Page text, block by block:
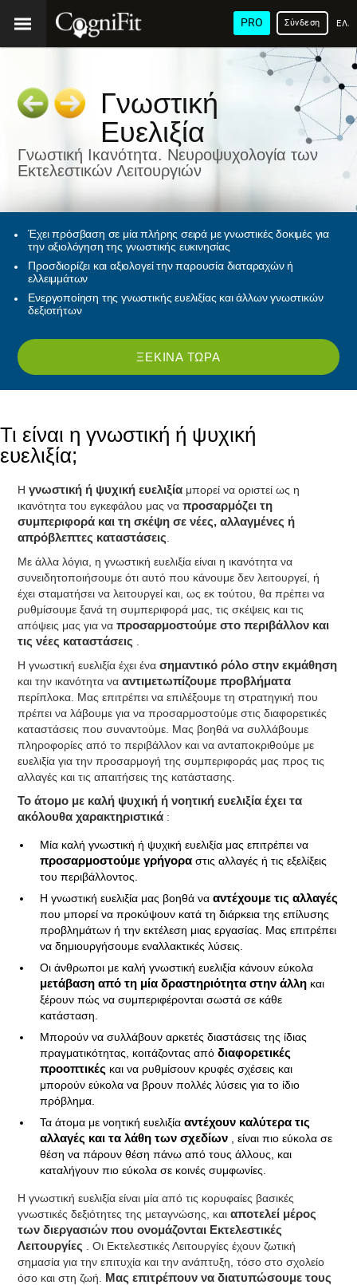
PRO Σύνδεση
Γνωστική
Ευελιξία
Γνωστική Ικανότητα. Νευροψυχολογία των
Εκτελεστικών Λειτουργιών
Έχει πρόσβαση σε μία πλήρης σειρά με γνωστικές δοκιμές για
την αξιολόγηση της γνωστικής ευκινησίας
Προσδιορίζει και αξιολογεί την παρουσία διαταραχών ή
ελλειμμάτων
Ενεργοποίηση της γνωστικής ευελιξίας και άλλων γνωστικών
δεξιοτήτων
ΞΕΚΊΝΑ ΤΏΡΑ
Τι είναι η γνωστική ή ψυχική
ευελιξία;
Ηγνωστική ή ψυχική ευελιξία μπορεί να οριστεί ως η
ικανότητα του εγκεφάλου μας ναπροσαρμόζει τη
συμπεριφορά και τη σκέψη σε νέες, αλλαγμένες ή
απρόβλεπτες καταστάσεις
Με άλλα λόγια, η γνωστική ευελιξία είναι η ικανότητα να
συνειδητοποιήσουμε ότι αυτό που κάνουμε δεν λειτουργεί, ή
έχει σταματήσει να λειτουργεί και, ως εκ τούτου, θα πρέπει να
ρυθμίσουμε ξανά τη συμπεριφορά μας, τις σκέψεις και τις
απόψεις μας για ναπροσαρμοστούμε στο περιβάλλον και
τις νέες καταστάσεις
Η γνωστική ευελιξία έχει ένασημαντικό ρόλο στην εκμάθηση
και την ικανότητα νααντιμετωπίζουμε προβλήματα
περίπλοκα. Μας επιτρέπει να επιλέξουμε τη στρατηγική που
πρέπει να λάβουμε για να προσαρμοστούμε στις διαφορετικές
καταστάσεις που συναντούμε. Μας βοηθά να συλλάβουμε
πληροφορίες από το περιβάλλον και να ανταποκριθούμε με
ευελιξία για την προσαρμογή της συμπεριφοράς μας προς τις
αλλαγές και τις απαιτήσεις της κατάστασης.
Το άτομο με καλή ψυχική ή νοητική ευελιξία έχει τα
ακόλουθα χαρακτηριστικά :
Μία καλή γνωστική ή ψυχική ευελιξία μας επιτρέπει να
προσαρμοστούμε γρήγοραστις αλλαγές ή τις εξελίξεις
του περιβάλλοντος.
Η γνωστική ευελιξία μας βοηθά να αντέχουμε τις αλλαγές
που μπορεί να προκύψουν κατά τη διάρκεια της επίλυσης
προβλημάτων ή την εκτέλεση μιας εργασίας. Μας επιτρέπει
να δημιουργήσουμε εναλλακτικές λύσεις.
Οι άνθρωποι με καλή γνωστική ευελιξία κάνουν εύκολα
μετάβαση από τη μία δραστηριότητα στην άλλη και
ξέρουν πώς να συμπεριφέρονται σωστά σε κάθε
κατάσταση.
Μπορούν να συλλάβουν αρκετές διαστάσεις της ίδιας
πραγματικότητας, κοιτάζοντας απόδιαφορετικές
προοπτικές και να ρυθμίσουν κρυφές σχέσεις και
μπορούν εύκολα να βρουν πολλές λύσεις για το ίδιο
πρόβλημα.
Τα άτομα με νοητική ευελιξίααντέχουν καλύτερα τις
αλλαγές και τα λάθη των σχεδίων
, είναι πιο εύκολα σε
θέση να πάρουν θέση πάνω από τους άλλους, και
καταλήγουν πιο εύκολα σε κοινές συμφωνίες.
Η γνωστική ευελιξία είναι μία από τις κορυφαίες βασικές
γνωστικές δεξιότητες της μεταγνώσης, καιαποτελεί μέρος
των διεργασιών που ονομάζονται Εκτελεστικές
Λειτουργίες
. Οι Εκτελεστικές Λειτουργίες έχουν ζωτική
σημασία για την επιτυχία και την ανάπτυξη, τόσο στο σχολείο
όσο και στη ζωή.
Μας επιτρέπουν να διατυπώσουμε τους